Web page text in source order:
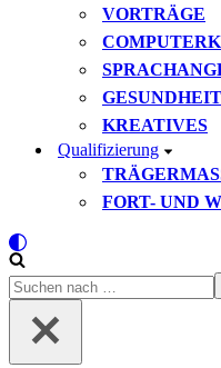
VORTRÄGE
KREATIVES
Qualifizierung
FORT- UND
Suchen
nach …